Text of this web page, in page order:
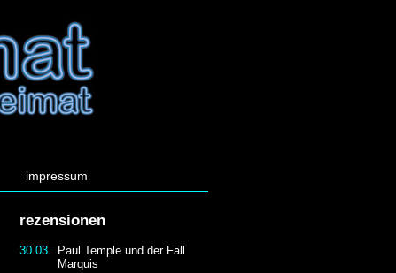
impressum
rezensionen
30.03.
Paul Temple und der Fall
Marquis